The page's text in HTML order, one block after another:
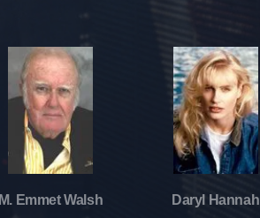
M. Emmet Walsh Daryl Hannah